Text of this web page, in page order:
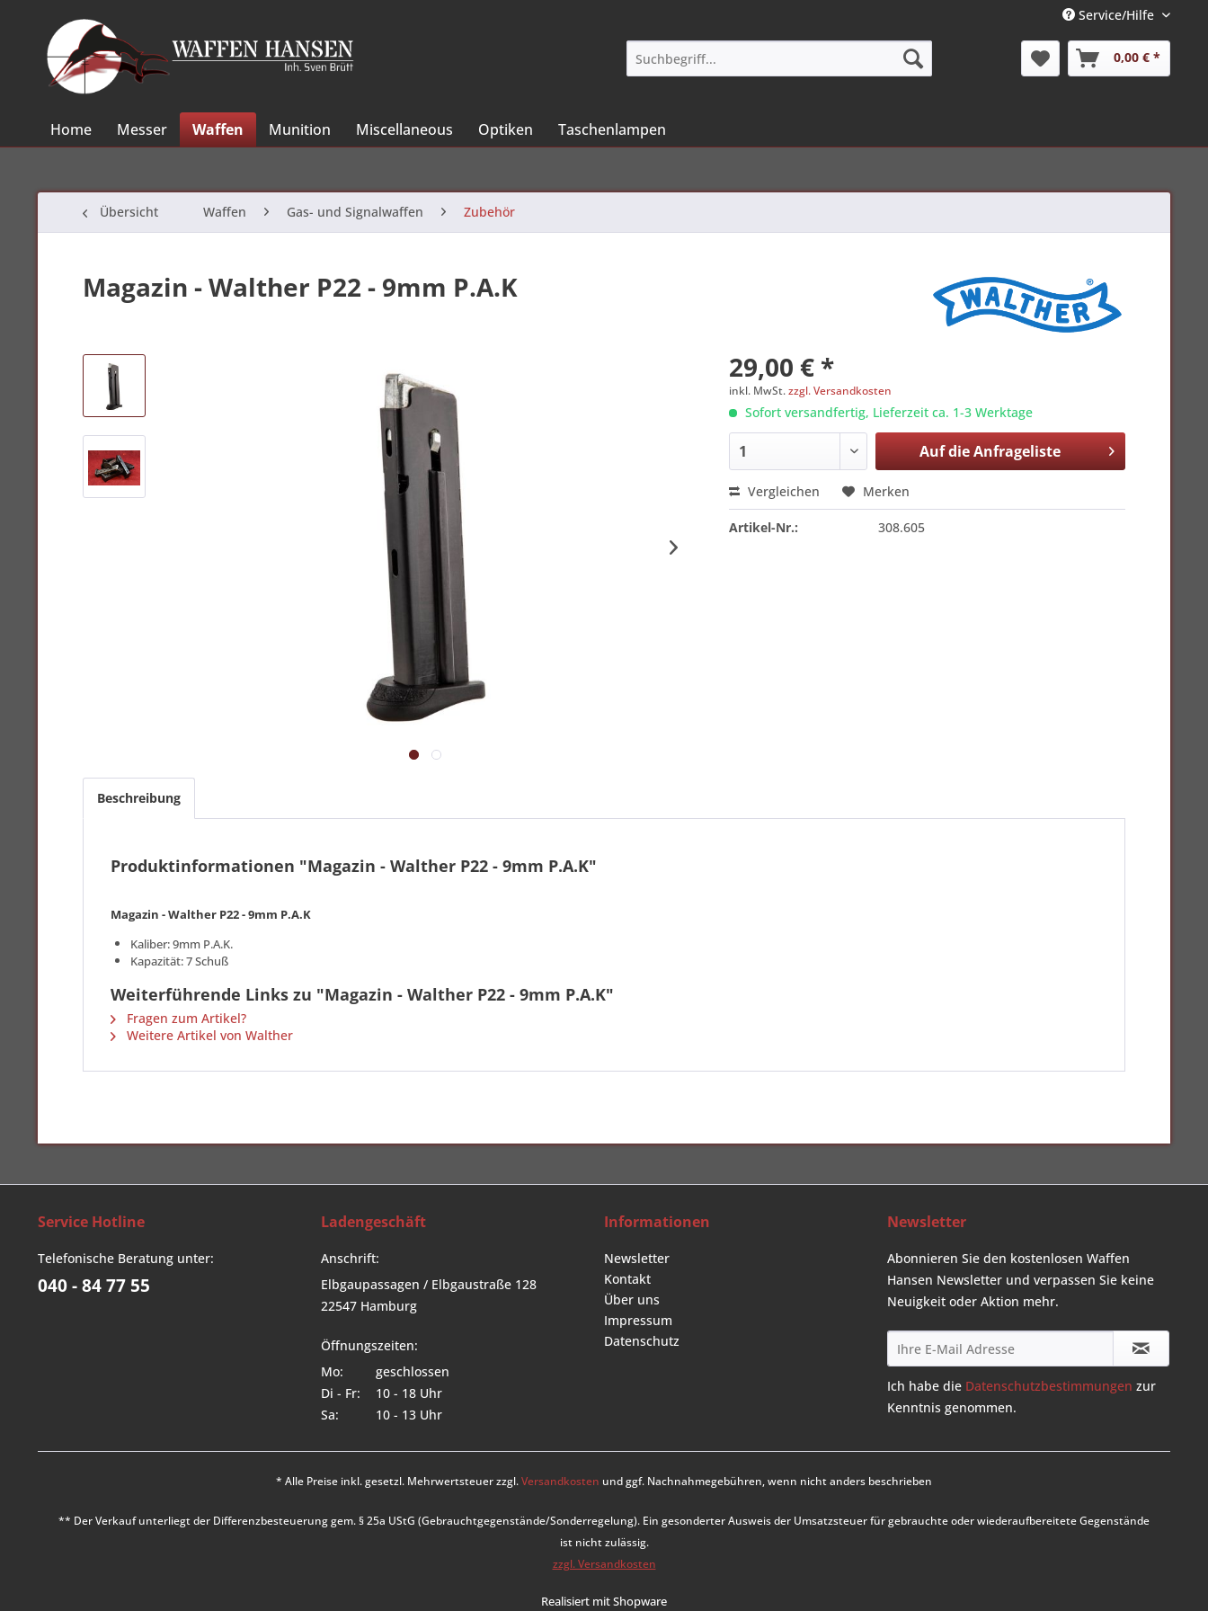
Service/Hilfe
0,00 € *
Home Messer Waffen Munition Miscellaneous Optiken Taschenlampen
Übersicht Waffen Gas- und Signalwaffen Zubehör
Magazin - Walther P22 - 9mm P.A.K
29,00 € *
inkl. MwSt.zzgl. Versandkosten
Sofort versandfertig, Lieferzeit ca. 1-3 Werktage
Auf dieAnfrageliste
Vergleichen Merken
Artikel-Nr.: 308.605
Beschreibung
Produktinformationen "Magazin - Walther P22 - 9mm P.A.K"
Magazin - Walther P22 - 9mm P.A.K
Kaliber: 9mm P.A.K.
Kapazität: 7 Schuß
Weiterführende Links zu "Magazin - Walther P22 - 9mm P.A.K"
Fragen zum Artikel?
Weitere Artikel von Walther
Service Hotline
Telefonische Beratung unter:
040 - 84 77 55
Ladengeschäft
Anschrift:
Elbgaupassagen / Elbgaustraße 128
22547 Hamburg
Öffnungszeiten:
Mo:
geschlossen
Di - Fr:
10 - 18 Uhr
Sa:
10 - 13 Uhr
Informationen
Newsletter
Kontakt
Über uns
Impressum
Datenschutz
Newsletter
Abonnieren Sie den kostenlosen Waffen
Hansen Newsletter und verpassen Sie keine
Neuigkeit oder Aktion mehr.
Ich habe die Datenschutzbestimmungen zur
Kenntnis genommen.
* Alle Preise inkl. gesetzl. Mehrwertsteuer zzgl.Versandkosten und ggf. Nachnahmegebühren, wenn nicht anders beschrieben
** Der Verkauf unterliegt der Differenzbesteuerung gem. § 25a UStG (Gebrauchtgegenstände/Sonderregelung). Ein gesonderter Ausweis der Umsatzsteuer für gebrauchte oder wiederaufbereitete Gegenstände
ist nicht zulässig.
zzgl. Versandkosten
Realisiert mit Shopware